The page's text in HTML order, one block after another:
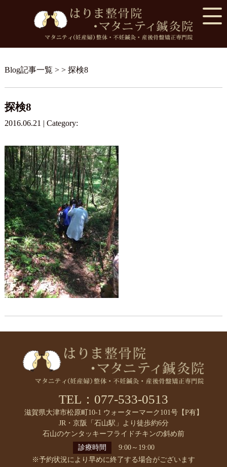
Blog記事一覧 > > 探検8
探検8
2016.06.21 | Category:
TEL：077-533-0513
滋賀県大津市松原町10-1 ウォーターマーク101号【P有】
JR・京阪「石山駅」より徒歩約6分
石山のケンタッキーフライドチキンの斜め前
診療時間
9:00～19:00
※予約状況により早めに終了する場合がございます